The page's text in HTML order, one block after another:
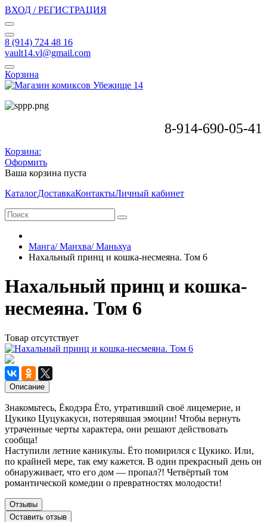
ВХОД / РЕГИСТРАЦИЯ
8 (914) 724 48 16
vault14.vl@gmail.com
Корзина
8-914-690-05-41
Корзина:
Оформить
Ваша корзина пуста
КаталогДоставкаКонтактыЛичный кабинет
Манга/ Манхва/ Маньхуа
Нахальный принц и кошка-несмеяна. Том 6
Нахальный принц и кошка-
несмеяна. Том 6
Товар отсутствует
Описание
Знакомьтесь, Ёкодэра Ёто, утративший своё лицемерие, и
Цукико Цуцукакуси, потерявшая эмоции! Чтобы вернуть
утраченные черты характера, они решают действовать
сообща!
Наступили летние каникулы. Ёто помирился с Цукико. Или,
по крайней мере, так ему кажется. В один прекрасный день он
обнаруживает, что его дом — пропал?! Четвёртый том
романтической комедии о превратностях молодости!
Отзывы
Оставить отзыв